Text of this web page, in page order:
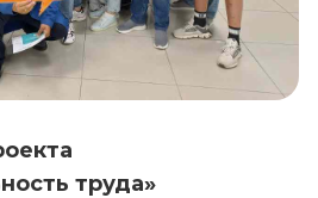
труда»